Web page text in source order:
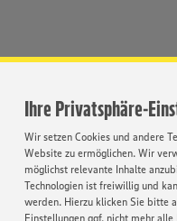
Ihre Privatsphäre-
Wir setzen Cookies und andere
Website zu ermöglichen. Wir
möglichst relevante Inhalte
Technologien ist freiwillig und
werden. Hierzu klicken Sie bitte
Einstellungen ggf. nicht mehr
ZUM ANGEBOT